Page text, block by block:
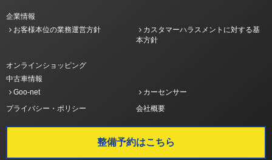
企業情報
お客様本位の業務運営方針
カスタマーハラスメントに対する基
本方針
オンラインショッピング
中古車情報
Goo-net
カーセンサー
プライバシー・ポリシー
会社概要
整備予約はこちら